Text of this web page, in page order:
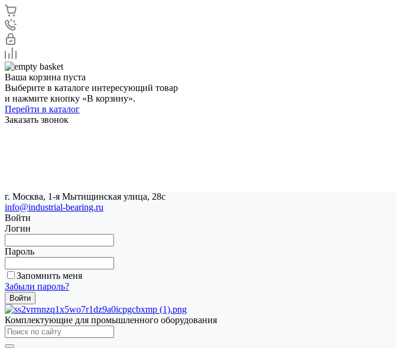
Ваша корзина пуста
Выберите в каталоге интересующий товар
и нажмите кнопку «В корзину».
Перейти в каталог
Заказать звонок
г. Москва, 1-я Мытищинская улица, 28с
info@industrial-bearing.ru
Войти
Логин
Пароль
Запомнить меня
Забыли пароль?
Комплектующие для промышленного оборудования